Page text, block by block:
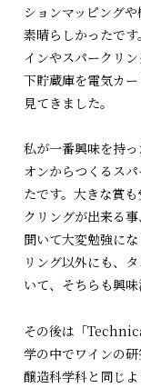
ションマッピング
素晴らしかったで
インやスパークリ
下貯蔵庫を電気カ
見てきました。
私が一番興味を持
オンからつくるス
たです。大きな賞
クリングが出来る
聞いて大変勉強に
リング以外にも、
いて、そちらも興味
その後は「
学の中でワインの
醸造科学科と同じ